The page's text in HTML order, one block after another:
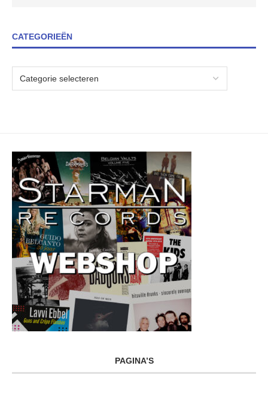
CATEGORIEËN
PAGINA’S